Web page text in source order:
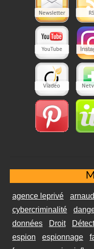
agence leprivé
cybercriminalité
données
Droit
espion
espionnage